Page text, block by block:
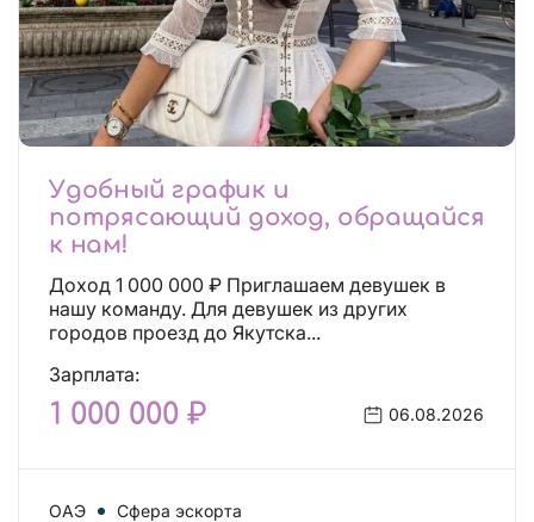
Удобный график и
потрясающий доход, обращайся
к нам!
Доход 1 000 000 ₽ Приглашаем девушек в
нашу команду. Для девушек из других
городов проезд до Якутска...
Зарплата:
1 000 000 ₽ 06.08.2026
ОАЭ Сфера эскорта